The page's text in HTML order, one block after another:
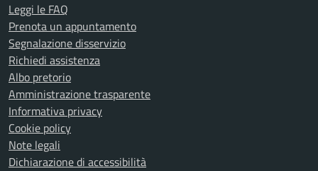
Leggi le FAQ
Prenota un appuntamento
Segnalazione disservizio
Richiedi assistenza
Albo pretorio
Amministrazione trasparente
Informativa privacy
Cookie policy
Note legali
Dichiarazione di accessibilità